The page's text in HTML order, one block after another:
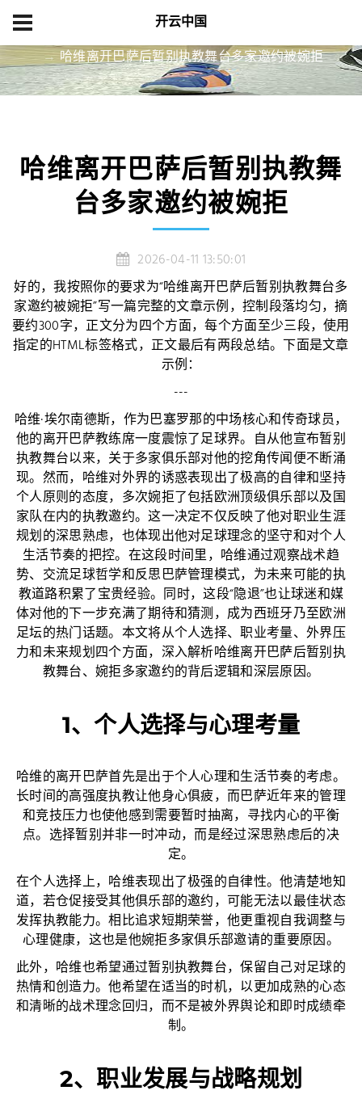
开云中国
哈维离开巴萨后暂别执教舞台多家邀约被婉拒
哈维离开巴萨后暂别执教舞
台多家邀约被婉拒
2026-04-11 13:50:01
好的，我按照你的要求为“哈维离开巴萨后暂别执教舞台多
家邀约被婉拒”写一篇完整的文章示例，控制段落均匀，摘
要约300字，正文分为四个方面，每个方面至少三段，使用
指定的HTML标签格式，正文最后有两段总结。下面是文章
示例：
---
哈维·埃尔南德斯，作为巴塞罗那的中场核心和传奇球员，
他的离开巴萨教练席一度震惊了足球界。自从他宣布暂别
执教舞台以来，关于多家俱乐部对他的挖角传闻便不断涌
现。然而，哈维对外界的诱惑表现出了极高的自律和坚持
个人原则的态度，多次婉拒了包括欧洲顶级俱乐部以及国
家队在内的执教邀约。这一决定不仅反映了他对职业生涯
规划的深思熟虑，也体现出他对足球理念的坚守和对个人
生活节奏的把控。在这段时间里，哈维通过观察战术趋
势、交流足球哲学和反思巴萨管理模式，为未来可能的执
教道路积累了宝贵经验。同时，这段“隐退”也让球迷和媒
体对他的下一步充满了期待和猜测，成为西班牙乃至欧洲
足坛的热门话题。本文将从个人选择、职业考量、外界压
力和未来规划四个方面，深入解析哈维离开巴萨后暂别执
教舞台、婉拒多家邀约的背后逻辑和深层原因。
1、个人选择与心理考量
哈维的离开巴萨首先是出于个人心理和生活节奏的考虑。
长时间的高强度执教让他身心俱疲，而巴萨近年来的管理
和竞技压力也使他感到需要暂时抽离，寻找内心的平衡
点。选择暂别并非一时冲动，而是经过深思熟虑后的决
定。
在个人选择上，哈维表现出了极强的自律性。他清楚地知
道，若仓促接受其他俱乐部的邀约，可能无法以最佳状态
发挥执教能力。相比追求短期荣誉，他更重视自我调整与
心理健康，这也是他婉拒多家俱乐部邀请的重要原因。
此外，哈维也希望通过暂别执教舞台，保留自己对足球的
热情和创造力。他希望在适当的时机，以更加成熟的心态
和清晰的战术理念回归，而不是被外界舆论和即时成绩牵
制。
2、职业发展与战略规划